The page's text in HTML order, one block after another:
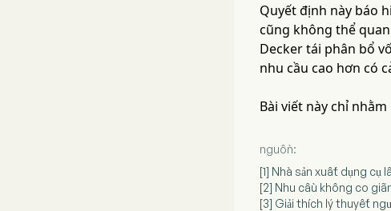
Quyết định này báo
cũng không thể
Decker tái phân bổ
nhu cầu cao hơn có
Bài viết này chỉ
nguồn:
[1] Nhà sản xuất dụng
[2] Nhu cầu không co
[3] Giải thích lý thuyết